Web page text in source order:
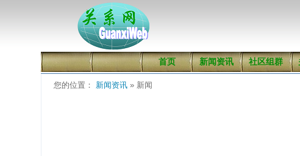
首页 新闻资讯 社区组群
您的位置： 新闻资讯 » 新闻